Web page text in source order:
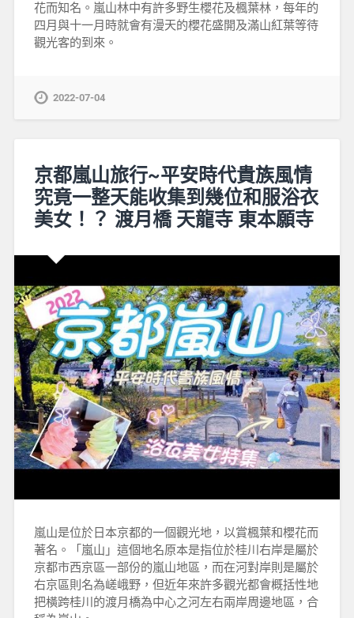
花而知名。嵐山林中有許多野生櫻花及楓葉林，每年的
四月與十一月時就會有漫天的櫻花盛開及滿山紅葉等待
觀光客的到來。
2022-07-04
京都嵐山旅行~平安時代貴族風情
究竟一整天能收集到幾位和服浴衣
美女！？ 渡月橋 天龍寺 東本願寺
嵐山是位於日本京都的一個觀光地，以賞楓葉和櫻花而
著名。「嵐山」這個地名原本是指位於桂川右岸是屬於
京都市西京區一部份的嵐山地區，而在河對岸則是屬於
右京區則名為嵯峨野，但近年來許多觀光都會概括性地
把橫跨桂川的渡月橋為中心之河左右兩岸周邊地區，合